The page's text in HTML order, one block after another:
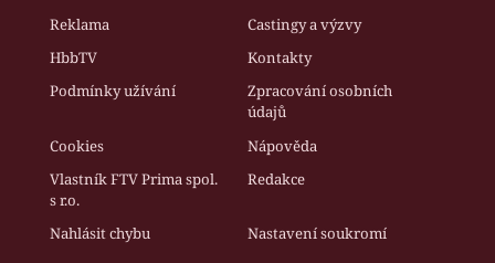
Reklama
Castingy a výzvy
HbbTV
Kontakty
Podmínky užívání
Zpracování osobních
údajů
Cookies
Nápověda
Vlastník FTV Prima spol.
s r.o.
Redakce
Nahlásit chybu Nastavení soukromí